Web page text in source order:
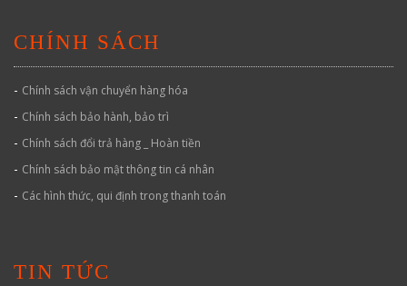
CHÍNH SÁCH
- Chính sách vận chuyển hàng hóa
- Chính sách bảo hành, bảo trì
- Chính sách đổi trả hàng _ Hoàn tiền
- Chính sách bảo mật thông tin cá nhân
- Các hình thức, qui định trong thanh toán
TIN TỨC